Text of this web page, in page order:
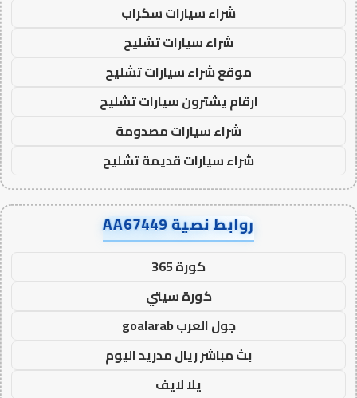
شراء سيارات سكراب
شراء سيارات تشليح
موقع شراء سيارات تشليح
ارقام يشترون سيارات تشليح
شراء سيارات مصدومة
شراء سيارات قديمة تشليح
روابط نصية AA67449
كورة 365
كورة سيتي
جول العرب goalarab
بث مباشر ريال مدريد اليوم
يلا لايف